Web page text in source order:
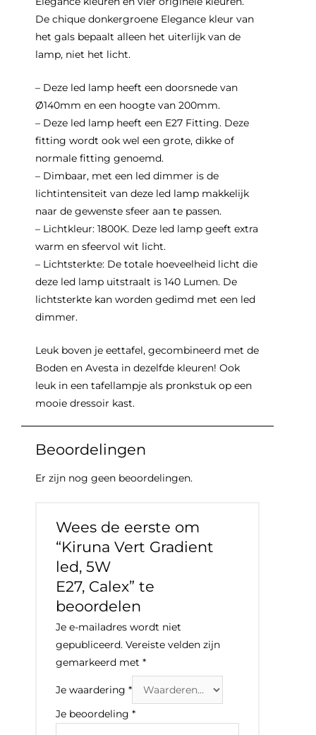
De chique donkergroene Elegance kleur van
het gals bepaalt alleen het uiterlijk van de
lamp, niet het licht.
– Deze led lamp heeft een doorsnede van
Ø140mm en een hoogte van 200mm.
– Deze led lamp heeft een E27 Fitting. Deze
fitting wordt ook wel een grote, dikke of
normale fitting genoemd.
– Dimbaar, met een led dimmer is de
lichtintensiteit van deze led lamp makkelijk
naar de gewenste sfeer aan te passen.
– Lichtkleur: 1800K. Deze led lamp geeft extra
warm en sfeervol wit licht.
– Lichtsterkte: De totale hoeveelheid licht die
deze led lamp uitstraalt is 140 Lumen. De
lichtsterkte kan worden gedimd met een led
dimmer.
Leuk boven je eettafel, gecombineerd met de
Boden en Avesta in dezelfde kleuren! Ook
leuk in een tafellampje als pronkstuk op een
mooie dressoir kast.
Beoordelingen
Er zijn nog geen beoordelingen.
Wees de eerste om
“Kiruna Vert Gradient
led, 5W
E27, Calex” te
beoordelen
Je e-mailadres wordt niet
gepubliceerd. Vereiste velden zijn
gemarkeerd met*
Je waardering*
Je beoordeling*